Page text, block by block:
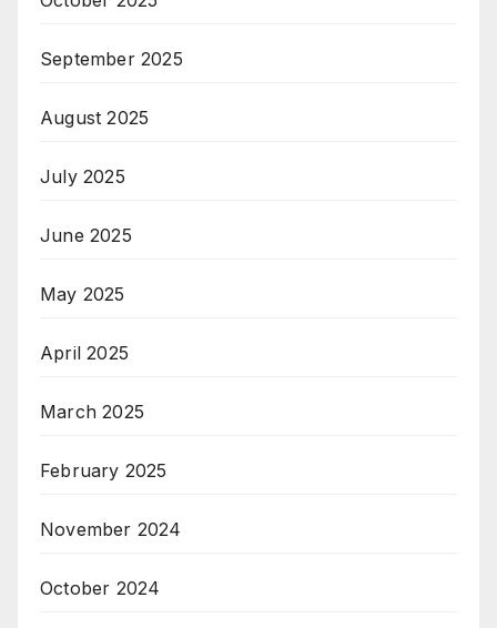
September 2025
August 2025
July 2025
June 2025
May 2025
April 2025
March 2025
February 2025
November 2024
October 2024